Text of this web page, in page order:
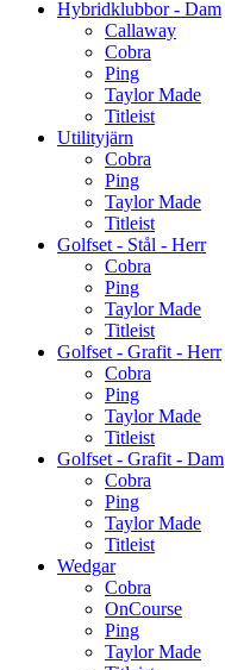
Hybridklubbor - Dam
Callaway
Cobra
Ping
Taylor Made
Titleist
Utilityjärn
Cobra
Ping
Taylor Made
Titleist
Golfset - Stål - Herr
Cobra
Ping
Taylor Made
Titleist
Golfset - Grafit - Herr
Cobra
Ping
Taylor Made
Titleist
Golfset - Grafit - Dam
Cobra
Ping
Taylor Made
Titleist
Wedgar
Cobra
OnCourse
Ping
Taylor Made